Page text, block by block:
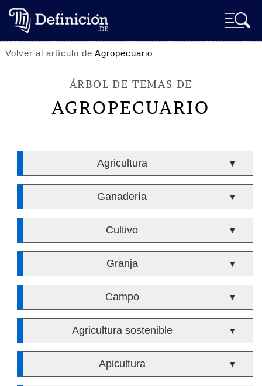
Volver al artículo deAgropecuario
ÁRBOL DE TEMAS DE
AGROPECUARIO
Agricultura ▼
Ganadería ▼
Cultivo ▼
Granja ▼
Campo ▼
Agricultura sostenible ▼
Apicultura ▼